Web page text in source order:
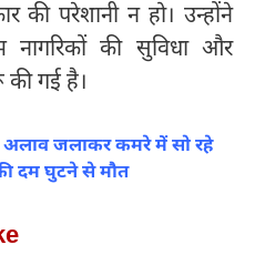
की परेशानी न हो। उन्होंने
की सुविधा और
की गई है।
जलाकर कमरे में सो रहे
दम घुटने से मौत